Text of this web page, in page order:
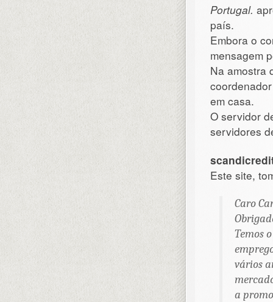
Portugal.
país.
Embora o
mensagem
Na amostra
em casa.
O servidor
servidores
Este site,
Caro
Temos
vários
a